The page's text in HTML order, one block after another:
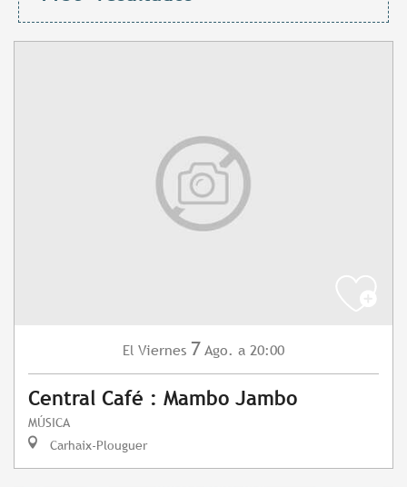
El Viernes 7 Ago. a 20:00
Central Café : Mambo Jambo
MÚSICA
Carhaix-Plouguer